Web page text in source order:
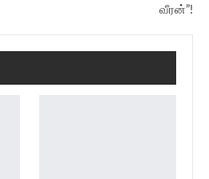
வீரன்”!